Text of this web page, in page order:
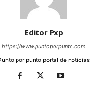
Editor Pxp
https://www.puntoporpunto.com
por punto portal de noticias